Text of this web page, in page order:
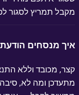
תמריץ לסגור לפני
מנסחים הודעת
מכובד וללא
ומה לא, סיבה